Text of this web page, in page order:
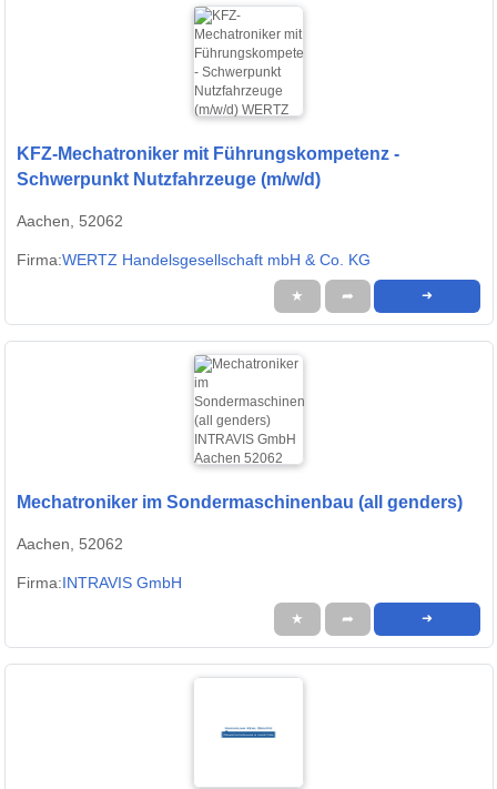
KFZ-Mechatroniker mit Führungskompetenz -
Schwerpunkt Nutzfahrzeuge (m/w/d)
Aachen, 52062
Firma:WERTZ Handelsgesellschaft mbH & Co. KG
★ ➦ ➜
Mechatroniker im Sondermaschinenbau (all genders)
Aachen, 52062
Firma:INTRAVIS GmbH
★ ➦ ➜